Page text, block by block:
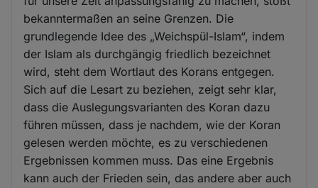
bekanntermaßen an seine Grenzen. Die
grundlegende Idee des „Weichspül-Islam“, indem
der Islam als durchgängig friedlich bezeichnet
wird, steht dem Wortlaut des Korans entgegen.
Sich auf die Lesart zu beziehen, zeigt sehr klar,
dass die Auslegungsvarianten des Koran dazu
führen müssen, dass je nachdem, wie der Koran
gelesen werden möchte, es zu verschiedenen
Ergebnissen kommen muss. Das eine Ergebnis
kann auch der Frieden sein, das andere aber auch